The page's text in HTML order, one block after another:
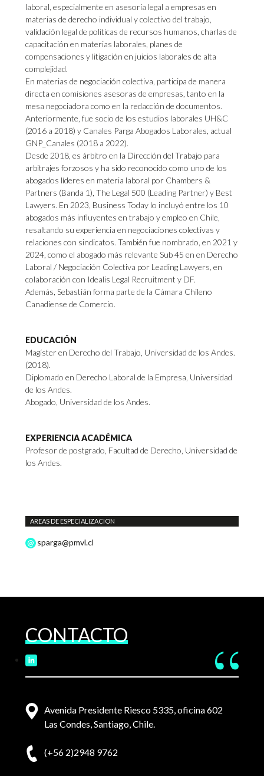
laboral, especialmente en asesoría legal a empresas en
materias de derecho individual y colectivo del trabajo,
validación legal de políticas de recursos humanos, charlas de
capacitación en materias laborales, planes de
compensaciones y litigación en juicios laborales de alta
complejidad.
En materias de negociación colectiva, participa de manera
directa en comisiones asesoras de empresas, tanto en la
mesa negociadora como en la redacción de documentos.
Anteriormente, fue socio de los estudios laborales UH&C
(2016 a 2018) y Canales Parga Abogados Laborales, actual
GNP_Canales (2018 a 2022).
Desde 2018, es árbitro en la Dirección del Trabajo para
arbitrajes forzosos y ha sido reconocido como uno de los
abogados líderes en materia laboral por Chambers &
Partners (Banda 1), The Legal 500 (Leading Partner) y Best
Lawyers. En 2023, Business Today lo incluyó entre los 10
abogados más influyentes en trabajo y empleo en Chile,
resaltando su experiencia en negociaciones colectivas y
relaciones con sindicatos. También fue nombrado, en 2021 y
2024, como el abogado más relevante Sub 45 en en Derecho
Laboral / Negociación Colectiva por Leading Lawyers, en
colaboración con Idealis Legal Recruitment y DF.
Además, Sebastián forma parte de la Cámara Chileno
Canadiense de Comercio.
EDUCACIÓN
Magíster en Derecho del Trabajo, Universidad de los Andes.
(2018).
Diplomado en Derecho Laboral de la Empresa, Universidad
de los Andes.
Abogado, Universidad de los Andes.
EXPERIENCIA ACADÉMICA
Profesor de postgrado, Facultad de Derecho, Universidad de
los Andes.
AREAS DE ESPECIALIZACION
sparga@pmvl.cl
CONTACTO
Avenida Presidente Riesco 5335, oficina 602
Las Condes, Santiago, Chile.
(+56 2)2948 9762